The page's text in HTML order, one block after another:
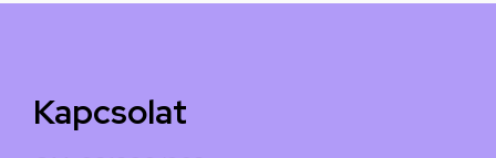
Kapcsolat